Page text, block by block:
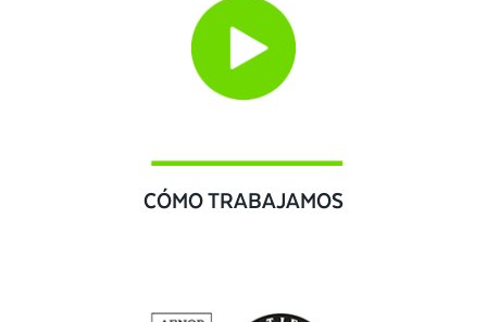
CÓMO TRABAJAMOS